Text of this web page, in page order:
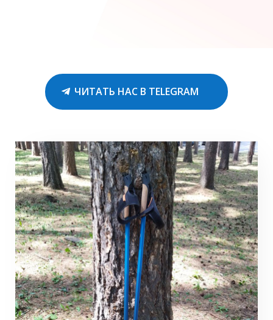
ЧИТАТЬ НАС В TELEGRAM